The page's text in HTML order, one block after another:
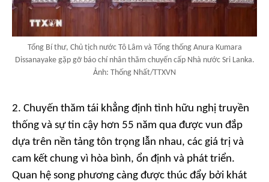
Tổng Bí thư, Chủ tịch nước Tô Lâm và Tổng thống Anura Kumara
Dissanayake gặp gỡ báo chí nhân thăm chuyến cấp Nhà nước Sri Lanka.
Ảnh: Thống Nhất/TTXVN
2. Chuyến thăm tái khẳng định tình hữu nghị truyền
thống và sự tin cậy hơn 55 năm qua được vun đắp
dựa trên nền tảng tôn trọng lẫn nhau, các giá trị và
cam kết chung vì hòa bình, ổn định và phát triển.
Quan hệ song phương càng được thúc đẩy bởi khát